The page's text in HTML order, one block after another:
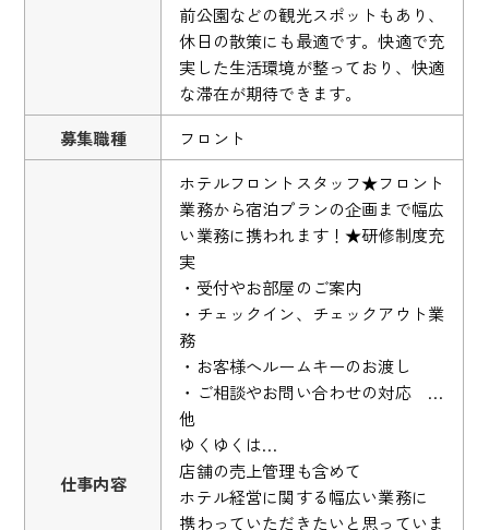
前公園などの観光スポットもあり、
休日の散策にも最適です。快適で充
実した生活環境が整っており、快適
な滞在が期待できます。
募集職種
フロント
仕事内容
ホテルフロントスタッフ★フロント
業務から宿泊プランの企画まで幅広
い業務に携われます！★研修制度充
実
・受付やお部屋のご案内
・チェックイン、チェックアウト業
務
・お客様へルームキーのお渡し
・ご相談やお問い合わせの対応 …
他
ゆくゆくは…
店舗の売上管理も含めて
ホテル経営に関する幅広い業務に
携わっていただきたいと思っていま